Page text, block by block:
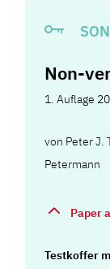
Non-
1. Auflage
von Peter J.
Petermann
Paper
Testkoffer